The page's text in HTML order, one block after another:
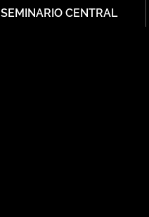
SEMINARIO CENTRAL